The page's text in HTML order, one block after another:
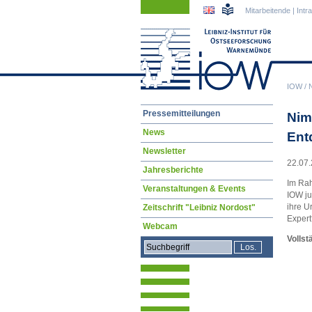
IOW/
Mitarbeitende |
Im
IOW
ihre
Navigation
Pressemitteilungen
News
Newsletter
Jahresberichte
Veranstaltungen & Events
Zeitschrift "Leibniz Nordost"
Webcam